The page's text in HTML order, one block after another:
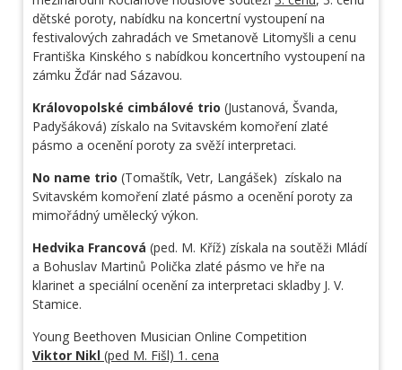
dětské poroty, nabídku na koncertní vystoupení na
festivalových zahradách ve Smetanově Litomyšli a cenu
Františka Kinského s nabídkou koncertního vystoupení na
zámku Žďár nad Sázavou.
Královopolské cimbálové trio (Justanová, Švanda,
Padyšáková) získalo na Svitavském komoření zlaté
pásmo a ocenění poroty za svěží interpretaci.
No name trio (Tomaštík, Vetr, Langášek) získalo na
Svitavském komoření zlaté pásmo a ocenění poroty za
mimořádný umělecký výkon.
Hedvika Francová (ped. M. Kříž) získala na soutěži Mládí
a Bohuslav Martinů Polička zlaté pásmo ve hře na
klarinet a speciální ocenění za interpretaci skladby J. V.
Stamice.
Young Beethoven Musician Online Competition
Viktor Nikl (ped M. Fišl) 1. cena